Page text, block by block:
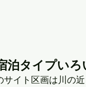
泊タイプいろ
サイト区画は川の